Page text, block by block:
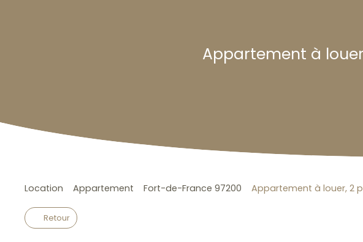
Appartement à
Location Appartement Fort-de-France 97200 Appartement à louer, 2
Retour